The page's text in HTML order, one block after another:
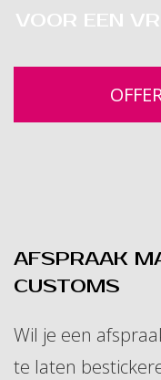
VOOR EEN
AFSPRAAK
CUSTOMS
Wil je een
te laten